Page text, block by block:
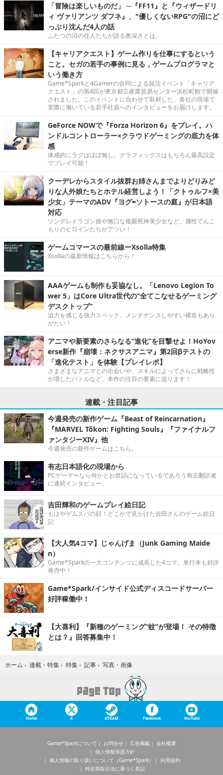
「冒険は楽しいものだ」 ─『FF11』と『ウィザードリ
ィ ヴァリアンツ ダフネ』、"優しくないRPG"の沼にど
っぷり沈んだ4人の話
ふたつの沼の住人たちが語る奥深さとは。
【キャリアクエスト】ゲーム作りを仕事にするという
こと。セガの若手の事例に見る，ゲームプログラマと
いう働き方
Game*Sparkと4Gamerの合同による就活イベント「キャリア
クエスト」の第4回が東京都立産業貿易センター浜松町館で開催
されました。このイベントに合わせて取材した、各社の現場で
実際に働いている若手社員へのインタビューをお届けします。
GeForce NOWで『Forza Horizon 6』をプレイ。ハ
ンドルコントローラー×クラウドゲーミングの底力を体
感
体感的にラグはほぼ無し。グラフィックスはもちろん最高設定
でプレイ可能！
クーデレからスタイル抜群お姉さんまでよりどりみど
りな人外娘たちとホテル経営しよう！「クトゥルフ×美
少女」テーマのADV『ヨグ=ソトースの庭』が日本語
対応
ツンデレドラゴン娘や無口な複眼死神美少女など、属性てんこ
もりのヒロインたちがアツい！
ゲームコマースの最前線ーXsolla特集
Xsollaの最新情報はこちらから！
AAAゲームも制作も妥協なし。「Lenovo Legion To
wer 5」はCore Ultra世代の“全てこなせるゲーミング
デスクトップ”
迫力を感じる強力スペック。メンテナンスしやすい構造もあり
がたい！
アニマや新要素のさらなる“進化”を目撃せよ！HoYov
erse新作『崩壊：ネクサスアニマ』第2回βテストの
「進化テスト」を体験【プレイレポ】
さまざまなアニマとの出会いや、スキルによってさらに戦略性
が増したバトルなど、本作の注目の要素に迫ります！
連載・注目記事
今週発売の新作ゲーム『Beast of Reincarnation』
『MARVEL Tōkon: Fighting Souls』『ファイナルフ
ァンタジーXIV』他
今週発売の新作ゲームはこちら。
有志日本語化の現場から
PCゲーマーなら何かとお世話になっているであろう有志翻訳者
に連続インタビュー。
吉田輝和のゲームプレイ絵日記
もはやゲムスパの顔！どこかで見かけた吉田さんのゲーム絵日
記
【大人気4コマ】じゃんげま（Junk Gaming Maide
n）
Game*Sparkの一大コンテンツに成長した4コマ。単行本も好評
発売中！
Game*Spark/インサイド公式ディスコードサーバー
好評稼働中！
【大喜利】『新種のゲーミング“蚊”が登場！ その特徴
とは？』回答募集中！
ホーム › 連載・特集 › 特集 › 記事 › 写真・画像
Home X STEAM Facebook YouTube
Game*Sparkについて お問合せ 広告掲載
会社概要
個人情報保護方針
個人情報の取り扱いについて（Game*Spark）
利用規約
特定商取引法に基づく表記